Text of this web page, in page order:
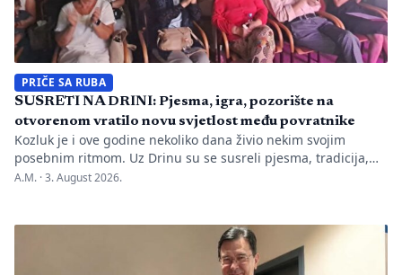
PRIČE SA RUBA
SUSRETI NA DRINI: Pjesma, igra, pozorište na
otvorenom vratilo novu svjetlost među povratnike
Kozluk je i ove godine nekoliko dana živio nekim svojim
posebnim ritmom. Uz Drinu su se susreli pjesma, tradicija,
gluma i ljudi, a „Susreti na Drini ’26“ još jednom su pokazali
se tih dana nije samo […]
A.M. ·3. August 2026.